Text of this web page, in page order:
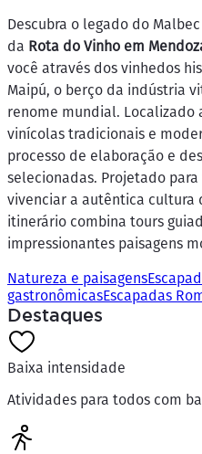
Descubra o legado do
da Rota do Vinho em
você através dos vinhedos
Maipú, o berço da indústria
renome mundial. Localizado
vinícolas tradicionais e
processo de elaboração e
selecionadas. Projetado
vivenciar a autêntica cultura
itinerário combina tours
impressionantes paisagens
Natureza e paisagens
gastronômicasEscapadas
Destaques
Baixa intensidade
Atividades para todos com